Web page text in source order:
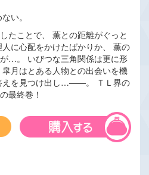
い。
たことで、 薫との距離がぐっと
に心配をかけたばかりか、 薫の
…。 いびつな三角関係は更に形
月はとある人物との出会いを機
えを見つけ出し…――。 ＴＬ界の
最終巻！